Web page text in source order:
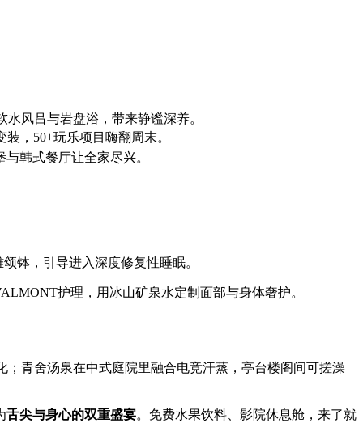
风吕与岩盘浴，带来静谧深养。
，50+玩乐项目嗨翻周末。
韩式餐厅让全家尽兴。
钵，引导进入深度修复性睡眠。
护理，用冰山矿泉水定制面部与身体奢护。
；青舍汤泉在中式庭院里融合电竞汗蒸，亭台楼阁间可搓澡
舌尖与身心的双重盛宴。免费水果饮料、影院休息舱，来了就